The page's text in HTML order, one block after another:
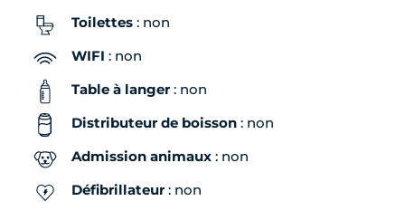
Toilettes : non
WIFI : non
Table à langer: non
Distributeur de boisson : non
Admission animaux : non
Défibrillateur: non